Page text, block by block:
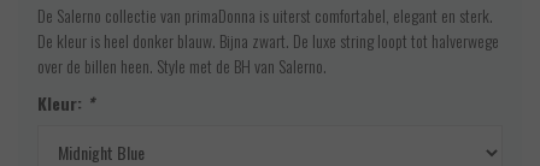
De Salerno collectie van primaDonna is uiterst comfortabel, elegant en sterk.
De kleur is heel donker blauw. Bijna zwart. De luxe string loopt tot halverwege
over de billen heen. Style met de BH van Salerno.
Kleur: *